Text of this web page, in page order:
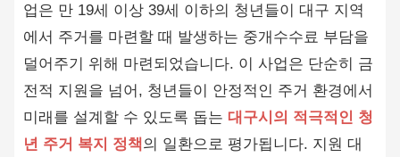
업은 만 19세 이상 39세 이하의 청년들이 대구 지역
에서 주거를 마련할 때 발생하는 중개수수료 부담을
덜어주기 위해 마련되었습니다. 이 사업은 단순히 금
전적 지원을 넘어, 청년들이 안정적인 주거 환경에서
미래를 설계할 수 있도록 돕는 대구시의 적극적인 청
년 주거 복지 정책의 일환으로 평가됩니다. 지원 대